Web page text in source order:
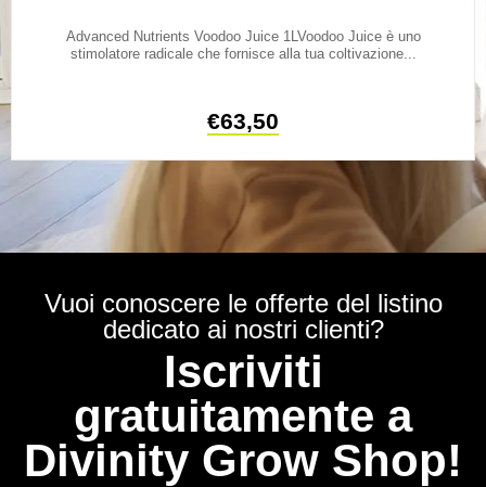
Advanced Nutrients Voodoo Juice 1LVoodoo Juice è uno
stimolatore radicale che fornisce alla tua coltivazione...
€63,50
Vuoi conoscere le offerte del listino
dedicato ai nostri clienti?
Iscriviti
gratuitamente a
Divinity Grow Shop!